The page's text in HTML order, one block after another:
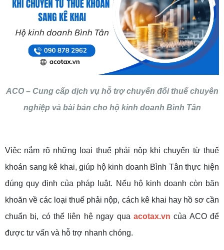
ACO – Cung cấp dịch vụ hỗ trợ chuyển đổi thuế chuyên
nghiệp và bài bản cho hộ kinh doanh Bình Tân
Việc nắm rõ những loại thuế phải nộp khi chuyển từ thuế
khoán sang kê khai, giúp hộ kinh doanh Bình Tân thực hiện
đúng quy định của pháp luật. Nếu hộ kinh doanh còn băn
khoăn về các loại thuế phải nộp, cách kê khai hay hồ sơ cần
chuẩn bị, có thể liên hệ ngay qua acotax.vn của ACO để
được tư vấn và hỗ trợ nhanh chóng.